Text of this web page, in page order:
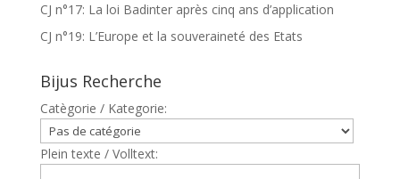
CJ n°17: La loi Badinter après cinq ans d’application
CJ n°19: L’Europe et la souveraineté des Etats
Bijus Recherche
Catègorie / Kategorie:
Plein texte / Volltext: